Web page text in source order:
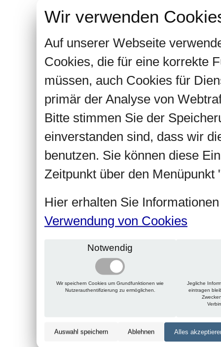
Wir verwenden
Auf unserer Webseite
Cookies, die für eine korrekte
müssen, auch Cookies für
primär der Analyse von
Bitte stimmen Sie der
einverstanden sind, dass wir
benutzen. Sie können diese
Zeitpunkt über den Menüpunkt
Hier erhalten Sie
Verwendung von Cookies
Notwendig
Wir speichern Cookies um Grundfunktionen wie
Nutzerauthentifizierung zu ermöglichen.
Jegliche
eintragen
Auswahl speichern Ablehnen Alles